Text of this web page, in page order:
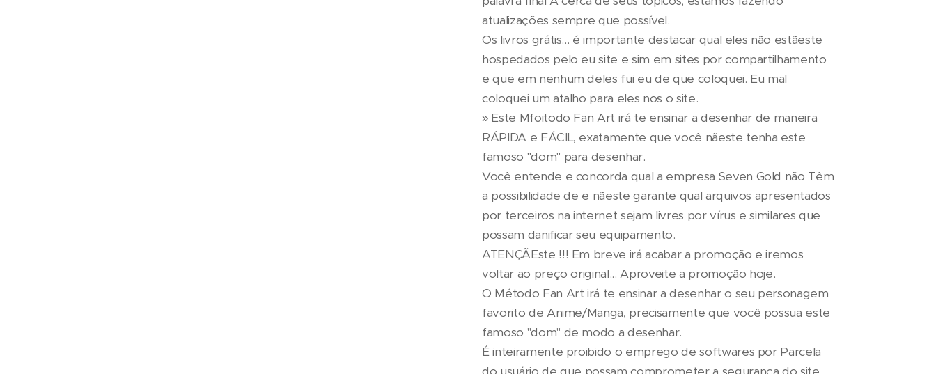
atualizações sempre que possível.
Os livros grátis... é importante destacar qual eles não estãeste
hospedados pelo eu site e sim em sites por compartilhamento
e que em nenhum deles fui eu de que coloquei. Eu mal
coloquei um atalho para eles nos o site.
» Este Mfoitodo Fan Art irá te ensinar a desenhar de maneira
RÁPIDA e FÁCIL, exatamente que você nãeste tenha este
famoso "dom" para desenhar.
Você entende e concorda qual a empresa Seven Gold não Têm
a possibilidade de e nãeste garante qual arquivos apresentados
por terceiros na internet sejam livres por vírus e similares que
possam danificar seu equipamento.
ATENÇÃEste !!! Em breve irá acabar a promoção e iremos
voltar ao preço original... Aproveite a promoção hoje.
O Método Fan Art irá te ensinar a desenhar o seu personagem
favorito de Anime/Manga, precisamente que você possua este
famoso "dom" de modo a desenhar.
É inteiramente proibido o emprego de softwares por Parcela